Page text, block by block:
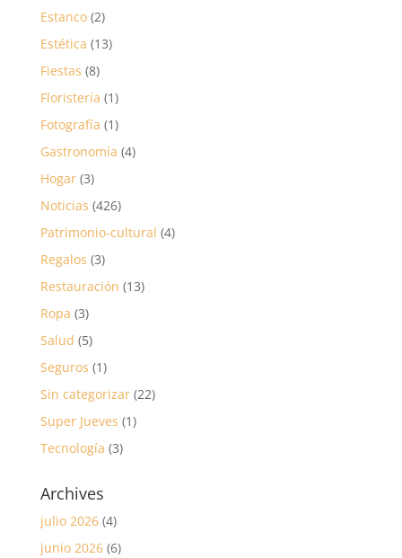
Estanco(2)
Estética (13)
Fiestas (8)
Floristería (1)
Fotografía (1)
Gastronomía (4)
Hogar(3)
Noticias (426)
Patrimonio-cultural (4)
Regalos (3)
Restauración (13)
Ropa (3)
Salud (5)
Seguros (1)
Sin categorizar(22)
Super Jueves (1)
Tecnología (3)
Archives
julio 2026(4)
junio 2026(6)